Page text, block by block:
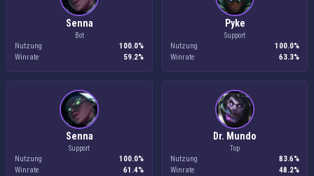
Senna
Bot
Nutzung
100.0%
Winrate
59.2%
Pyke
Support
Nutzung
100.0%
Winrate
63.3%
Senna
Support
Nutzung
100.0%
Winrate
61.4%
Dr. Mundo
Top
Nutzung
83.6%
Winrate
48.2%